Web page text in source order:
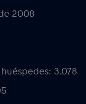
2008
3.078